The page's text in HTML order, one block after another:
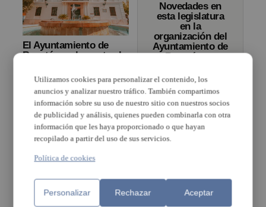
El Ayuntamiento de
Benetússer lamenta el
operario que actuaba
en las labores de
limpieza de un garaje
Novedades en
esta legislatura
en la
organización del
Ayuntamiento de
Benetússer
Utilizamos cookies para personalizar el contenido, los
anuncios y analizar nuestro tráfico. También compartimos
información sobre su uso de nuestro sitio con nuestros socios
de publicidad y análisis, quienes pueden combinarla con otra
información que les haya proporcionado o que hayan
recopilado a partir del uso de sus servicios.
Política de cookies
Personalizar Rechazar Aceptar